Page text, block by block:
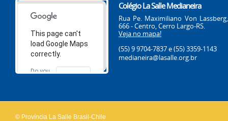
This page can't
load Google Maps
correctly.
Do you
OK
Colégio La Salle Medianeira
Rua Pe. Maximiliano Von Lassberg,
666 - Centro, Cerro Largo-RS.
Veja no mapa!
(55) 9 9704-7837e (55) 3359-1143
medianeira@lasalle.org.br
© Província La Salle Brasil-Chile